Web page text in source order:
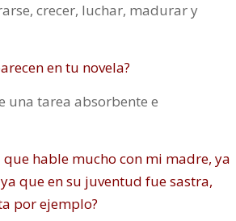
crecer, luchar, madurar y
en tu novela?
una tarea absorbente e
hable mucho con mi madre, ya
que en su juventud fue sastra,
por ejemplo?